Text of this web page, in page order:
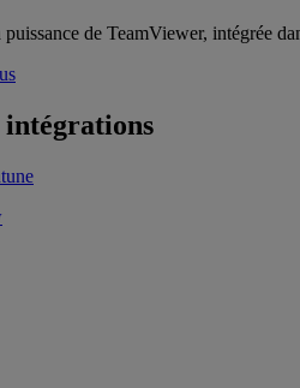
de TeamViewer, intégrée